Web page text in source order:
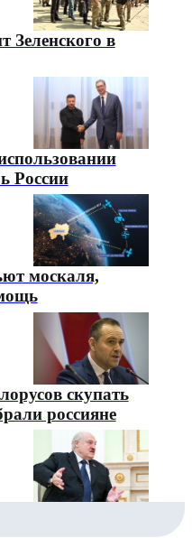
Зеленского в
России
москаля,
скупать
россияне